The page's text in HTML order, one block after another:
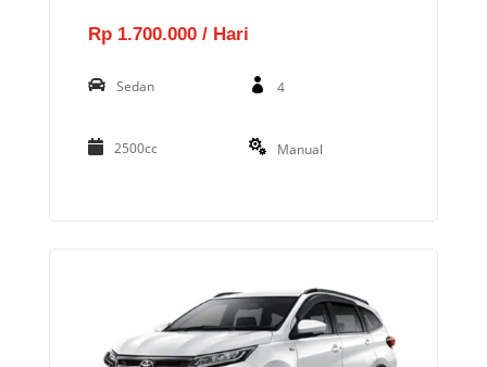
Rp 1.700.000 / Hari
Sedan 4
2500cc Manual